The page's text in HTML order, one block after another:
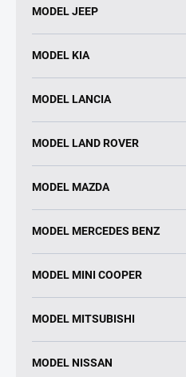
MODEL JEEP
MODEL KIA
MODEL LANCIA
MODEL LAND ROVER
MODEL MAZDA
MODEL MERCEDES BENZ
MODEL MINI COOPER
MODEL MITSUBISHI
MODEL NISSAN